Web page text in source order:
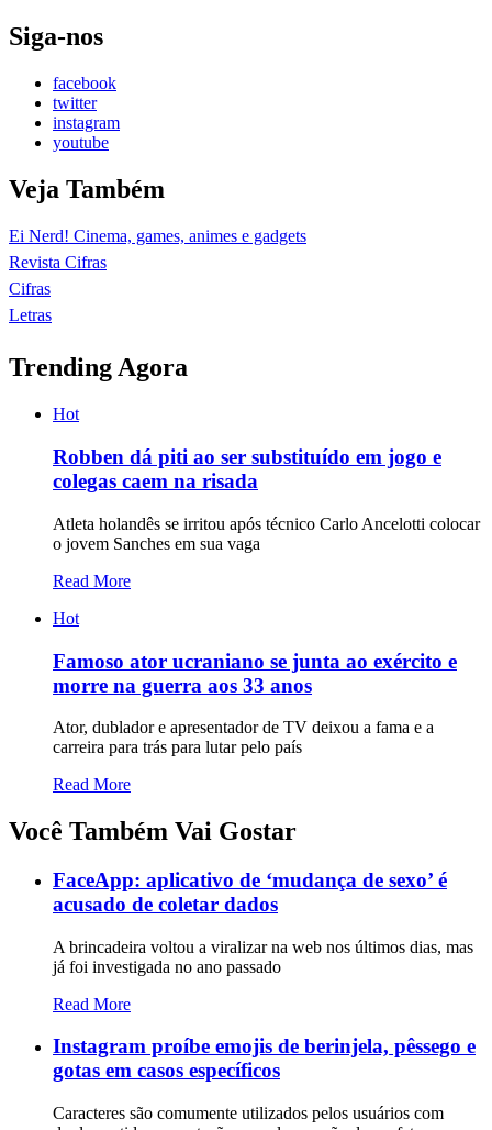
Siga-nos
facebook
twitter
instagram
youtube
Veja Também
Ei Nerd! Cinema, games, animes e gadgets
Revista Cifras
Cifras
Letras
Trending Agora
Hot
Robben dá piti ao ser substituído em jogo e
colegas caem na risada
Atleta holandês se irritou após técnico Carlo Ancelotti colocar
o jovem Sanches em sua vaga
Read More
Hot
Famoso ator ucraniano se junta ao exército e
morre na guerra aos 33 anos
Ator, dublador e apresentador de TV deixou a fama e a
carreira para trás para lutar pelo país
Read More
Você Também Vai Gostar
FaceApp: aplicativo de ‘mudança de sexo’ é
acusado de coletar dados
A brincadeira voltou a viralizar na web nos últimos dias, mas
já foi investigada no ano passado
Read More
Instagram proíbe emojis de berinjela, pêssego e
gotas em casos específicos
Caracteres são comumente utilizados pelos usuários com